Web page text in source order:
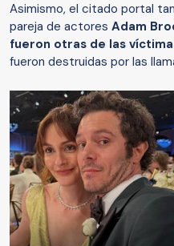
Asimismo, el citado portal
pareja de actores Adam
fueron otras de las
fueron destruidas por las